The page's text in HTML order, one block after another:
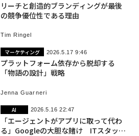
リーチと創造的ブランディングが最後
の競争優位性である理由
Tim Ringel
マーケティング 2026.5.17 9:46
プラットフォーム依存から脱却する
「物語の設計」戦略
Jenna Guarneri
AI 2026.5.16 22:47
「エージェントがアプリに取って代わ
る」Googleの大胆な賭け ITスタック